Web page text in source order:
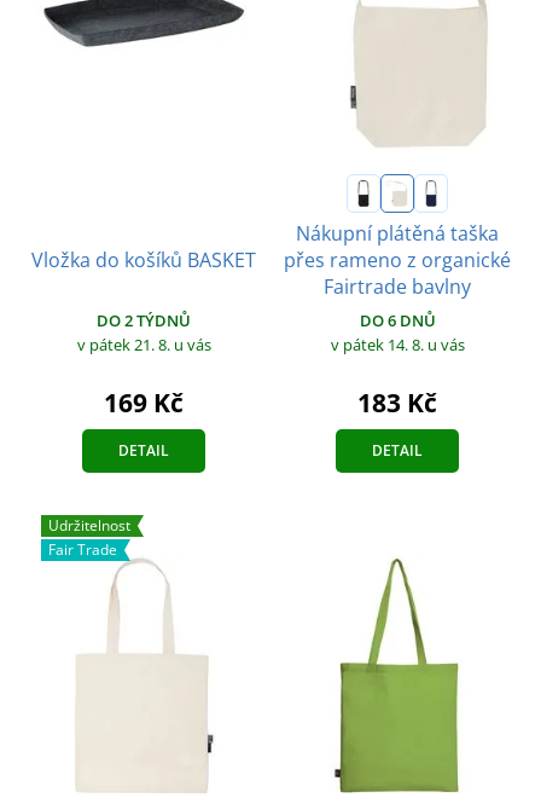
Vložka do košíků BASKET
DO 2 TÝDNŮ
v pátek 21. 8. u vás
169 Kč
DETAIL
Nákupní plátěná taška
přes rameno z organické
Fairtrade bavlny
DO 6 DNŮ
v pátek 14. 8. u vás
183 Kč
DETAIL
Udržitelnost
Fair Trade